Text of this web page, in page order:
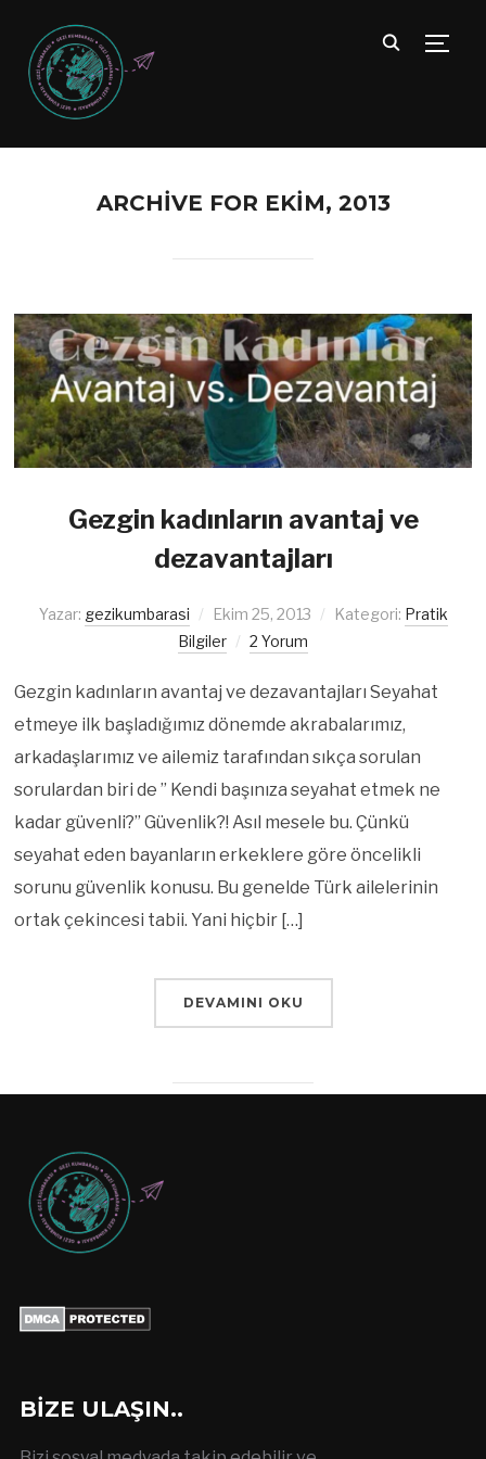
ARCHIVE FOR EKIM, 2013
Gezgin kadınların avantaj ve
dezavantajları
Yazar: gezikumbarasi Ekim 25, 2013 Kategori: Pratik
Bilgiler
2 Yorum
Gezgin kadınların avantaj ve dezavantajları Seyahat
etmeye ilk başladığımız dönemde akrabalarımız,
arkadaşlarımız ve ailemiz tarafından sıkça sorulan
sorulardan biri de ” Kendi başınıza seyahat etmek ne
kadar güvenli?” Güvenlik?! Asıl mesele bu. Çünkü
seyahat eden bayanların erkeklere göre öncelikli
sorunu güvenlik konusu. Bu genelde Türk ailelerinin
ortak çekincesi tabii. Yani hiçbir […]
DEVAMINI OKU
BIZE ULAŞIN..